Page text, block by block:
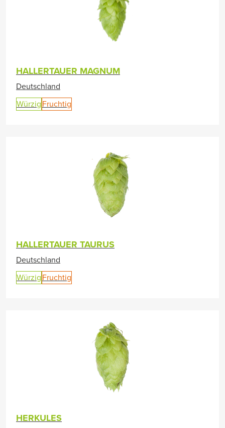
HALLERTAUER MAGNUM
Deutschland
Würzig Fruchtig
HALLERTAUER TAURUS
Deutschland
Würzig Fruchtig
HERKULES